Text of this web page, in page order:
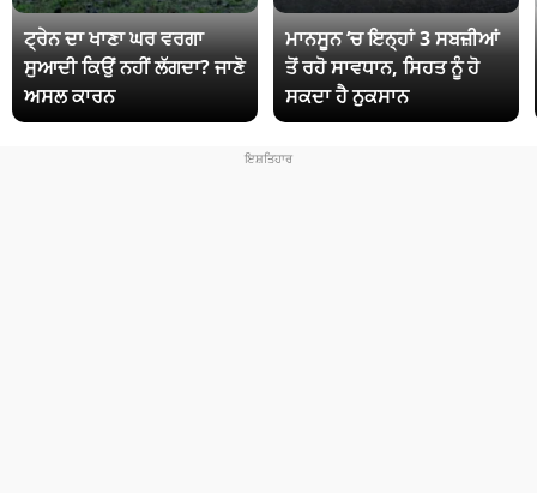
ਟ੍ਰੇਨ ਦਾ ਖਾਣਾ ਘਰ ਵਰਗਾ
ਸੁਆਦੀ ਕਿਉਂ ਨਹੀਂ ਲੱਗਦਾ? ਜਾਣੋ
ਅਸਲ ਕਾਰਨ
ਮਾਨਸੂਨ ‘ਚ ਇਨ੍ਹਾਂ 3 ਸਬਜ਼ੀਆਂ
ਤੋਂ ਰਹੋ ਸਾਵਧਾਨ, ਸਿਹਤ ਨੂੰ ਹੋ
ਸਕਦਾ ਹੈ ਨੁਕਸਾਨ